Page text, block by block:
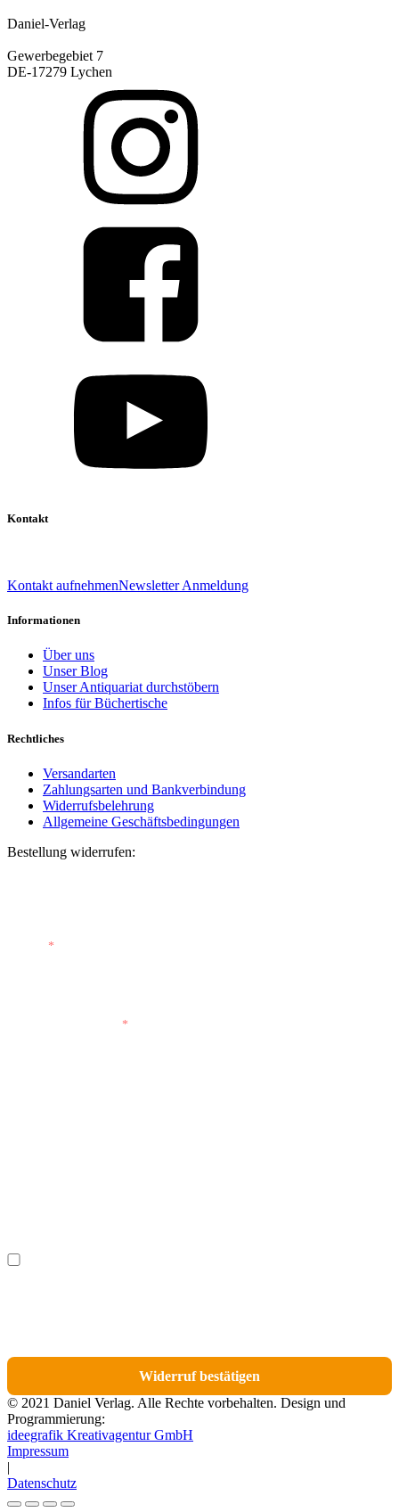
Daniel-Verlag
Gewerbegebiet 7
DE-17279 Lychen
Kontakt
Kontakt aufnehmenNewsletter Anmeldung
Informationen
Über uns
Unser Blog
Unser Antiquariat durchstöbern
Infos für Büchertische
Rechtliches
Versandarten
Zahlungsarten und Bankverbindung
Widerrufsbelehrung
Allgemeine Geschäftsbedingungen
Bestellung widerrufen:
*
*
Ich möchte bestimmte Positionen für den Widerruf
Widerruf bestätigen
© 2021 Daniel Verlag. Alle Rechte vorbehalten. Design und
Programmierung:
ideegrafik Kreativagentur GmbH
Impressum
|
Datenschutz